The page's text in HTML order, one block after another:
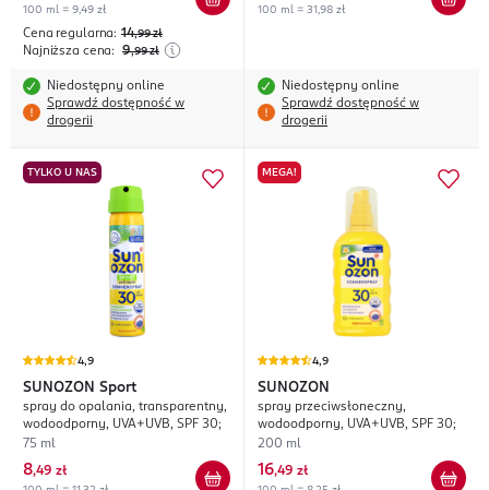
100 ml = 9,49 zł
Cena regularna: 14,99 zł
Najniższa cena: 9,99 zł
Niedostępny online
Sprawdź dostępność w
drogerii
100 ml = 31,98 zł
Niedostępny online
Sprawdź dostępność w
drogerii
TYLKO U NAS
4,9
SUNOZON Sport
spray do opalania, transparentny,
wodoodporny, UVA+UVB, SPF 30;
75 ml
8,49 zł
MEGA!
4,9
SUNOZON
spray przeciwsłoneczny,
wodoodporny, UVA+UVB, SPF 30;
200 ml
16,49 zł